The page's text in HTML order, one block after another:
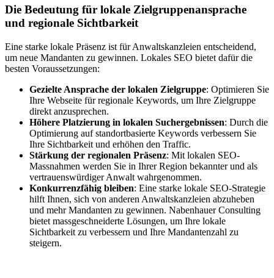
Die Bedeutung für lokale Zielgruppenansprache
und regionale Sichtbarkeit
Eine starke lokale Präsenz ist für Anwaltskanzleien entscheidend,
um neue Mandanten zu gewinnen. Lokales SEO bietet dafür die
besten Voraussetzungen:
Gezielte Ansprache der lokalen Zielgruppe: Optimieren Sie
Ihre Webseite für regionale Keywords, um Ihre Zielgruppe
direkt anzusprechen.
Höhere Platzierung in lokalen Suchergebnissen: Durch die
Optimierung auf standortbasierte Keywords verbessern Sie
Ihre Sichtbarkeit und erhöhen den Traffic.
Stärkung der regionalen Präsenz: Mit lokalen SEO-
Massnahmen werden Sie in Ihrer Region bekannter und als
vertrauenswürdiger Anwalt wahrgenommen.
Konkurrenzfähig bleiben: Eine starke lokale SEO-Strategie
hilft Ihnen, sich von anderen Anwaltskanzleien abzuheben
und mehr Mandanten zu gewinnen. Nabenhauer Consulting
bietet massgeschneiderte Lösungen, um Ihre lokale
Sichtbarkeit zu verbessern und Ihre Mandantenzahl zu
steigern.